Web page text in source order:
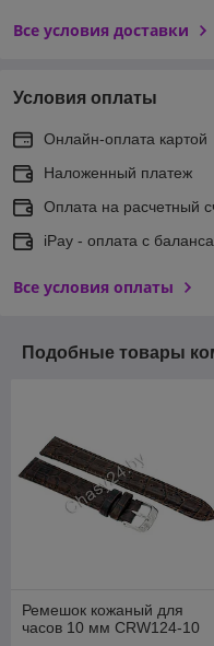
Все условия доставки
Условия оплаты
Онлайн-оплата картой
Наложенный платеж
Оплата на расчетный
iPay - оплата с
Все условия оплаты
Подобные товары
Ремешок кожаный для
часов 10 мм CRW124-10